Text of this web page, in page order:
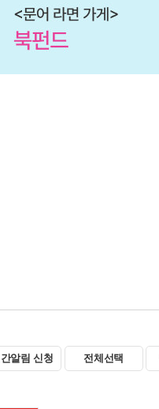
알림 신청 전체선택